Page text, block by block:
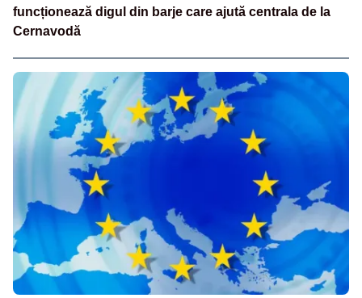
funcționează digul din barje care ajută centrala de la
Cernavodă